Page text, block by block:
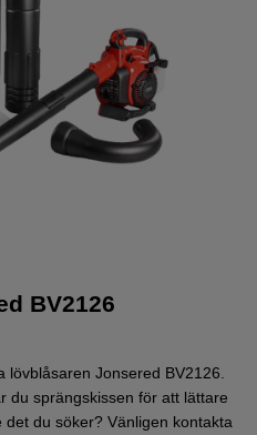
BV2126
Jonsered BV2126.
du sprängskissen för att lättare
du söker? Vänligen kontakta